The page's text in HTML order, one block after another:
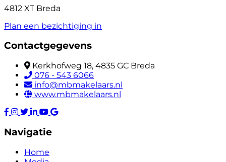
4812 XT Breda
Plan een bezichtiging in
Contactgegevens
Kerkhofweg 18, 4835 GC Breda
076 - 543 6066
info@mbmakelaars.nl
www.mbmakelaars.nl
Navigatie
Home